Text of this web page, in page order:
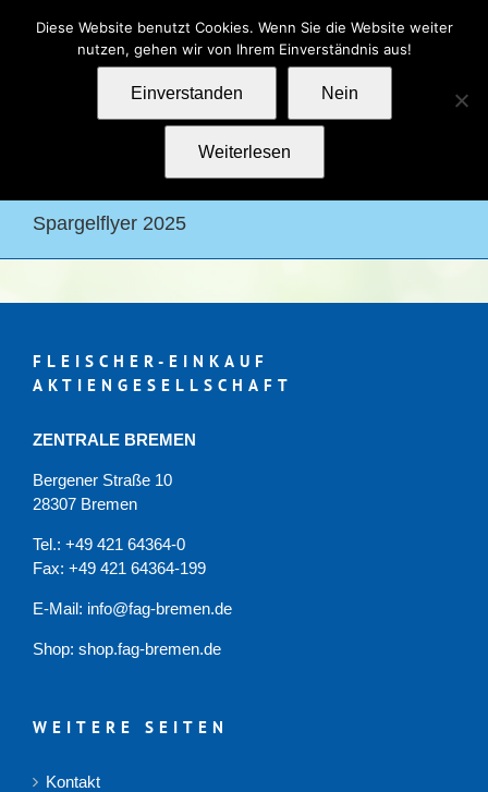
Kontakt Impressum Datenschutz
Spargelflyer 2025
FLEISCHER-EINKAUF
AKTIENGESELLSCHAFT
ZENTRALE BREMEN
Bergener Straße 10
28307 Bremen
Tel.: +49 421 64364-0
Fax: +49 421 64364-199
E-Mail: info@fag-bremen.de
Shop: shop.fag-bremen.de
WEITERE SEITEN
Kontakt
Diese Website benutzt Cookies. Wenn Sie die Website weiter
nutzen, gehen wir von Ihrem Einverständnis aus!
Einverstanden Nein
Weiterlesen